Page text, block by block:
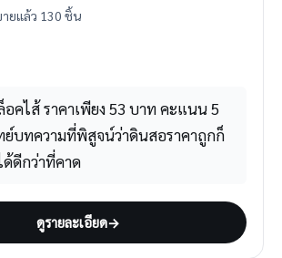
ายแล้ว 130 ชิ้น
คไส้ ราคาเพียง 53 บาท คะแนน 5
ย์บทความที่พิสูจน์ว่าดินสอราคาถูกก็
ดีกว่าที่คาด
ดูรายละเอียด→